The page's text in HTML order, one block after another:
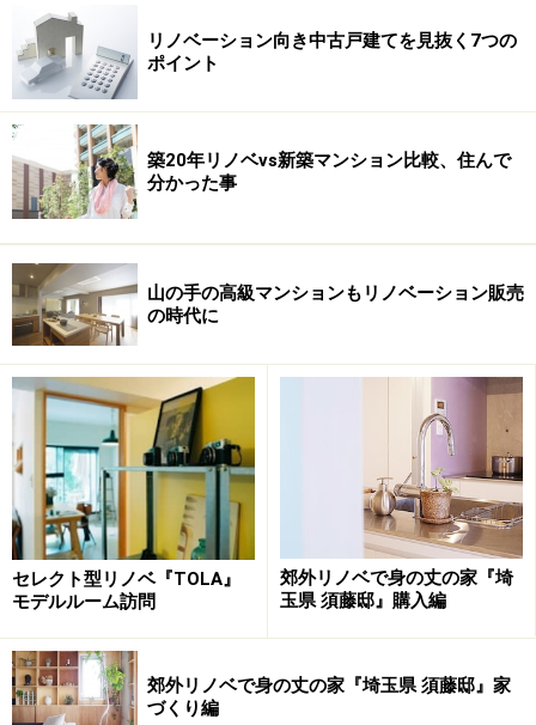
ポイント1. 外壁や基礎のヒビに注目、自分
の目で確認して見抜く
外壁や基礎の状態を、自分の目でじっくり確認しておこう。
外壁や基礎の劣化については、インスペクションを行え
ば判断できますが、その前段階として、まず自分の目で
じっくり観察してみましょう。
中古住宅でよく見る、外壁にできた細く小さなヒビは表
リノベーション向き中古戸建てを見抜く7つの
ポイント
築20年リノベvs新築マンション比較、住んで
分かった事
山の手の高級マンションもリノベーション販売
の時代に
セレクト型リノベ『TOLA』
モデルルーム訪問
郊外リノベで身の丈の家『埼
玉県 須藤邸』購入編
郊外リノベで身の丈の家『埼玉県 須藤邸』家
づくり編